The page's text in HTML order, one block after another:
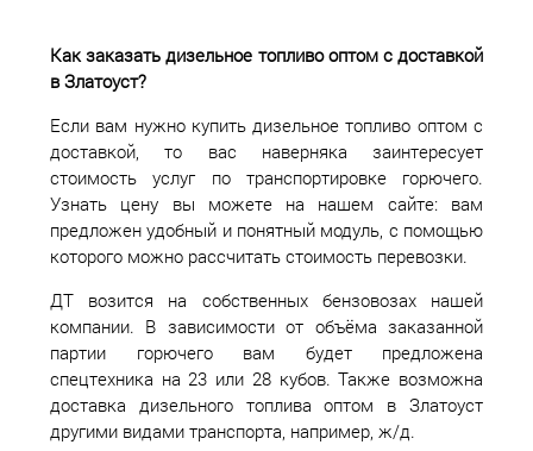
Как заказать дизельное топливо оптом с доставкой
в Златоуст?
Если вам нужно купить дизельное топливо оптом с
доставкой, то вас наверняка заинтересует
стоимость услуг по транспортировке горючего.
Узнать цену вы можете на нашем сайте: вам
предложен удобный и понятный модуль, с помощью
которого можно рассчитать стоимость перевозки.
ДТ возится на собственных бензовозах нашей
компании. В зависимости от объёма заказанной
партии горючего вам будет предложена
спецтехника на 23 или 28 кубов. Также возможна
доставка дизельного топлива оптом в Златоуст
другими видами транспорта, например, ж/д.